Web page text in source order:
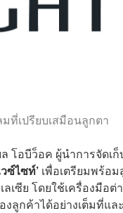
ที่เปรียบเสมือนลูกตา
โอบีว็อค ผู้นำการจัดเก็
วซ์ไซท์’ เพื่อเตรียมพร้อม
เซีย โดยใช้เครื่องมือต่
กค้าได้อย่างเต็มที่แล